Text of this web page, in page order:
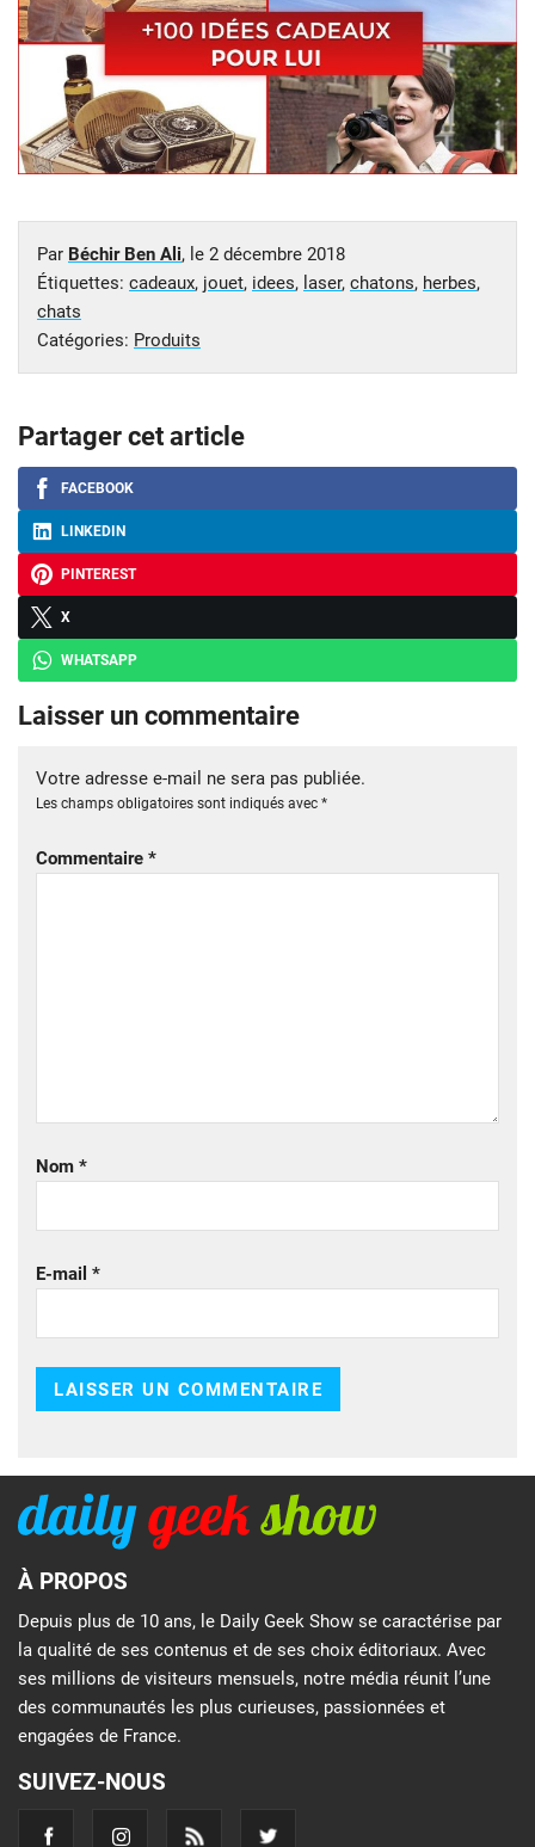
Par Béchir Ben Ali, le 2 décembre 2018
Étiquettes: cadeaux, jouet, idees, laser, chatons, herbes,
chats
Catégories: Produits
Partager cet article
FACEBOOK
LINKEDIN
PINTEREST
X
WHATSAPP
Laisser un commentaire
Votre adresse e-mail ne sera pas publiée.
Les champs obligatoires sont indiqués avec *
Commentaire *
Nom *
E-mail *
À PROPOS
Depuis plus de 10 ans, le Daily Geek Show se caractérise par
la qualité de ses contenus et de ses choix éditoriaux. Avec
ses millions de visiteurs mensuels, notre média réunit l’une
des communautés les plus curieuses, passionnées et
engagées de France.
SUIVEZ-NOUS